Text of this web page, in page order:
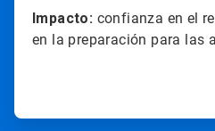
Impacto: confianza en el
en la preparación para las